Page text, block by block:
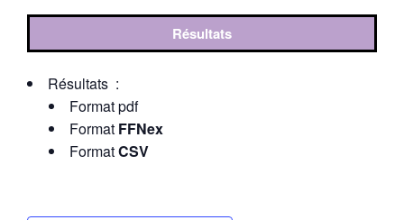
Résultats
Résultats :
Format pdf
Format FFNex
FormatCSV